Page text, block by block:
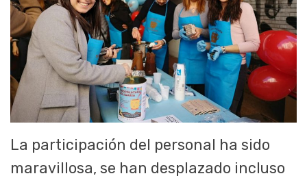
La participación del personal ha sido
maravillosa, se han desplazado incluso